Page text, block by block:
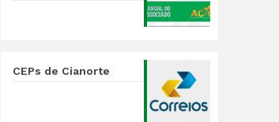
CEPs de Cianorte